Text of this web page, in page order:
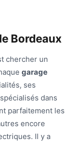
Bordeaux
chercher un
garage
ses
dans
parfaitement les
encore
Il y a